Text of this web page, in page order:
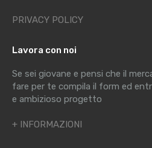
PRIVACY POLICY
Lavora con noi
Se sei giovane e pensi che il
fare per te compila il form ed
e ambizioso progetto
+ INFORMAZIONI